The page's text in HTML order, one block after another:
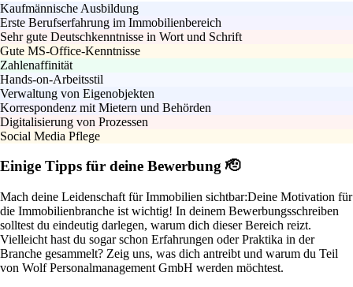
Kaufmännische Ausbildung
Erste Berufserfahrung im Immobilienbereich
Sehr gute Deutschkenntnisse in Wort und Schrift
Gute MS-Office-Kenntnisse
Zahlenaffinität
Hands-on-Arbeitsstil
Verwaltung von Eigenobjekten
Korrespondenz mit Mietern und Behörden
Digitalisierung von Prozessen
Social Media Pflege
Einige Tipps für deine Bewerbung 🫡
Mach deine Leidenschaft für Immobilien sichtbar:Deine Motivation für
die Immobilienbranche ist wichtig! In deinem Bewerbungsschreiben
solltest du eindeutig darlegen, warum dich dieser Bereich reizt.
Vielleicht hast du sogar schon Erfahrungen oder Praktika in der
Branche gesammelt? Zeig uns, was dich antreibt und warum du Teil
von Wolf Personalmanagement GmbH werden möchtest.